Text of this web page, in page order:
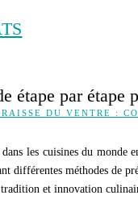
DU VENTRE :
étape par étape
les cuisines du
différentes méthodes de
et innovation